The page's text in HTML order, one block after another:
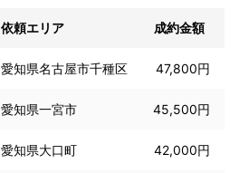
依頼エリア 成約金額
愛知県名古屋市千種区 47,800円
愛知県一宮市 45,500円
愛知県大口町 42,000円